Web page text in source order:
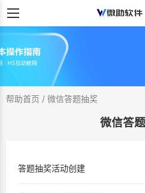
帮助首页 / 微信答题抽奖
微信答
答题抽奖活动创建